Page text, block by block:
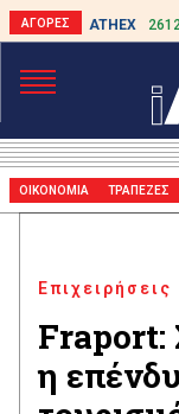
ATHEX
ΟΙΚΟΝΟΜΙΑ ΤΡΑΠΕΖΕΣ
Επιχειρήσεις
Fraport:
η